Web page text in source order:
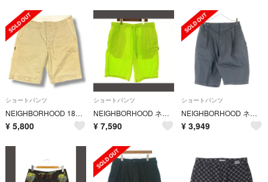
ショートパンツ
NEIGHBORHOOD 18SS WASHED.CHINO/C-ST ウォッシュドチノショーツ ハーフパンツ ネイバーフッド 181NYNH-PTM02 ベージュ M （88011A）
¥ 5,800
ショートパンツ
NEIGHBORHOOD ネイバーフッド XL EASY SHORT PANTS
¥ 7,590
ショートパンツ
NEIGHBORHOOD ネイバーフッド 22SS TUCK C-ST ジップフライ ワンタック コットン ショーツ ハーフパンツ グレー 221AQNH-PTM07
¥ 3,949